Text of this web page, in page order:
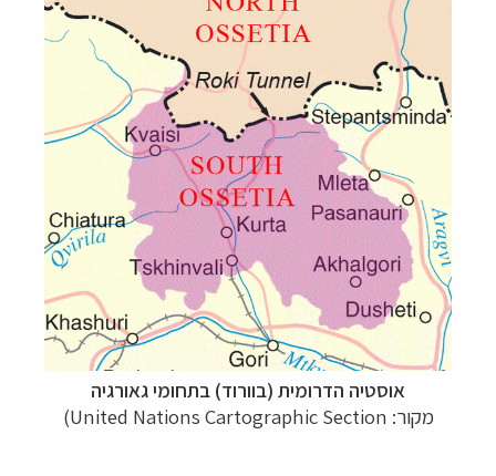
אוסטיה הדרומית (בוורוד) בתחומי גאורגיה
מקור: United Nations Cartographic Section)